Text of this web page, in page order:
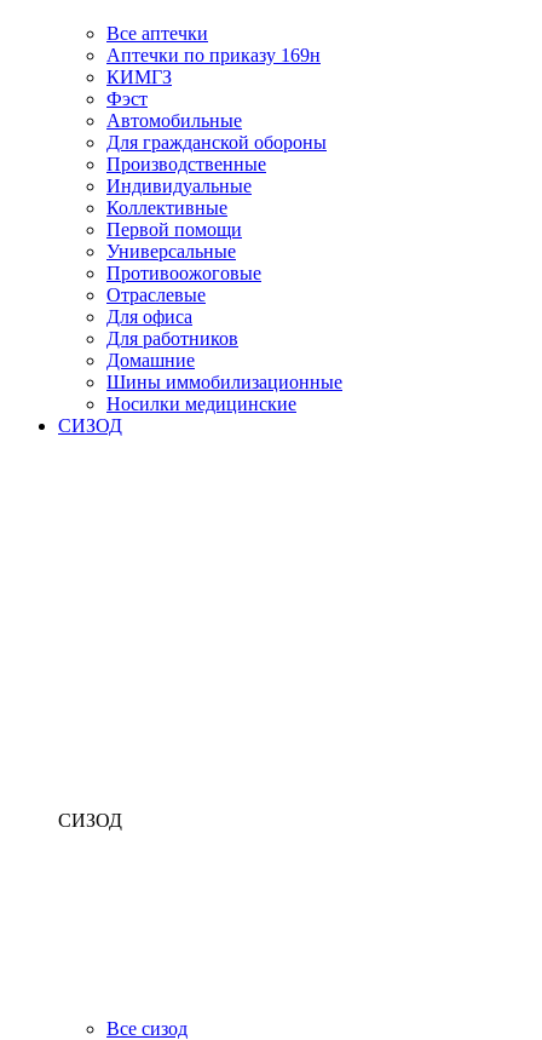
Все аптечки
Аптечки по приказу 169н
КИМГЗ
Фэст
Автомобильные
Для гражданской обороны
Производственные
Индивидуальные
Коллективные
Первой помощи
Универсальные
Противоожоговые
Отраслевые
Для офиса
Для работников
Домашние
Шины иммобилизационные
Носилки медицинские
СИЗОД
СИЗОД
Все сизод